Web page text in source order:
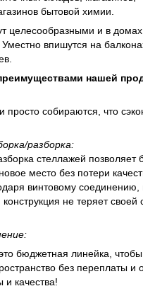
бытовой химии.
целесообразными и в домах
впишутся на
нашей
просто собираются, что
разборка:
стеллажей позволяет
место без потери
винтовому соединению,
не теряет своей
бюджетная линейка,
без переплаты и
качества!